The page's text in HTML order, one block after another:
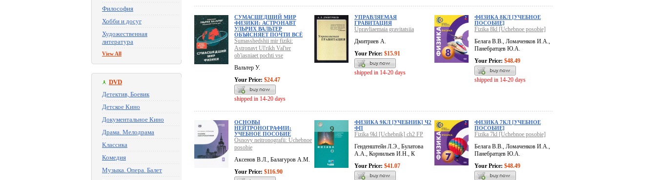
Философия
Хобби и досуг
Художественная
литература
View All
DVD
Детектив, Боевик
Детское Кино
Документальное Кино
Драма. Мелодрама
Классика
Комедия
Музыка. Опера. Балет
СУМАСШЕДШИЙ МИР
ФИЗИКИ: АСТРОНАВТ
УЛЬРИХ ВАЛЬТЕР
ОБЪЯСНЯЕТ ПОЧТИ ВСЁ
Sumasshedshii mir fiziki:
Astronavt Ul'rikh Val'ter
ob'iasniaet pochti vse
Вальтер У.
Your Price: $24.47
shipped in 14-20 days
УПРАВЛЯЕМАЯ
ГРАВИТАЦИЯ
Upravliaemaia gravitatsiia
Дмитриев А.
Your Price: $15.91
shipped in 14-20 days
ФИЗИКА 8КЛ [УЧЕБНОЕ
ПОСОБИЕ]
Fizika 8kl [Uchebnoe posobie]
Белага В.В., Ломаченков И.А.,
Панебратцев Ю.А.
Your Price: $48.49
shipped in 14-20 days
ОСНОВЫ
НЕЙТРОНОГРАФИИ:
УЧЕБНОЕ ПОСОБИЕ
Osnovy neitronografii: Uchebnoe
posobie
Аксенов В.Л., Балагуров А.М.
Your Price: $116.90
ФИЗИКА 9КЛ [УЧЕБНИК] Ч2
ФП
Fizika 9kl [Uchebnik] ch2 FP
Генденштейн Л.Э., Булатова
А.А., Корнильев И.Н., К
Your Price: $41.07
ФИЗИКА 7КЛ [УЧЕБНОЕ
ПОСОБИЕ]
Fizika 7kl [Uchebnoe posobie]
Белага В.В., Ломаченков И.А.,
Панебратцев Ю.А.
Your Price: $48.49